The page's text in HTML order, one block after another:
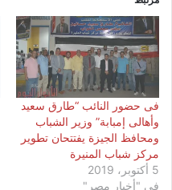
فى حضور النائب “طارق سعيد
وأهالى إمبابة” وزير الشباب
ومحافظ الجيزة يفتتحان تطوير
مركز شباب المنيرة
5 أكتوبر، 2019
في "أخبار مصر"